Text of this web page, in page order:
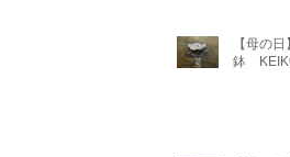
【母の
鉢